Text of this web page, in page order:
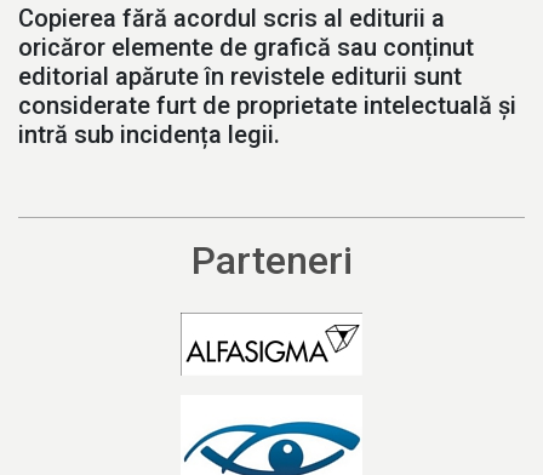
Copierea fără acordul scris al editurii a
oricăror elemente de grafică sau conținut
editorial apărute în revistele editurii sunt
considerate furt de proprietate intelectuală și
intră sub incidența legii.
Parteneri